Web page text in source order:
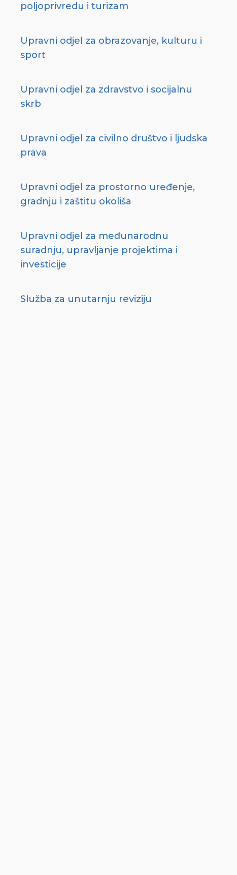
poljoprivredu i turizam
Upravni odjel za obrazovanje, kulturu i
sport
Upravni odjel za zdravstvo i socijalnu
skrb
Upravni odjel za civilno društvo i ljudska
prava
Upravni odjel za prostorno uređenje,
gradnju i zaštitu okoliša
Upravni odjel za međunarodnu
suradnju, upravljanje projektima i
investicije
Služba za unutarnju reviziju